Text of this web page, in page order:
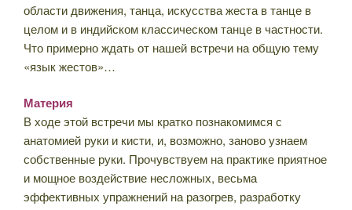
области движения, танца, искусства жеста в танце в
целом и в индийском классическом танце в частности.
Что примерно ждать от нашей встречи на общую тему
«язык жестов»…
Материя
В ходе этой встречи мы кратко познакомимся с
анатомией руки и кисти, и, возможно, заново узнаем
собственные руки. Прочувствуем на практике приятное
и мощное воздействие несложных, весьма
эффективных упражнений на разогрев, разработку